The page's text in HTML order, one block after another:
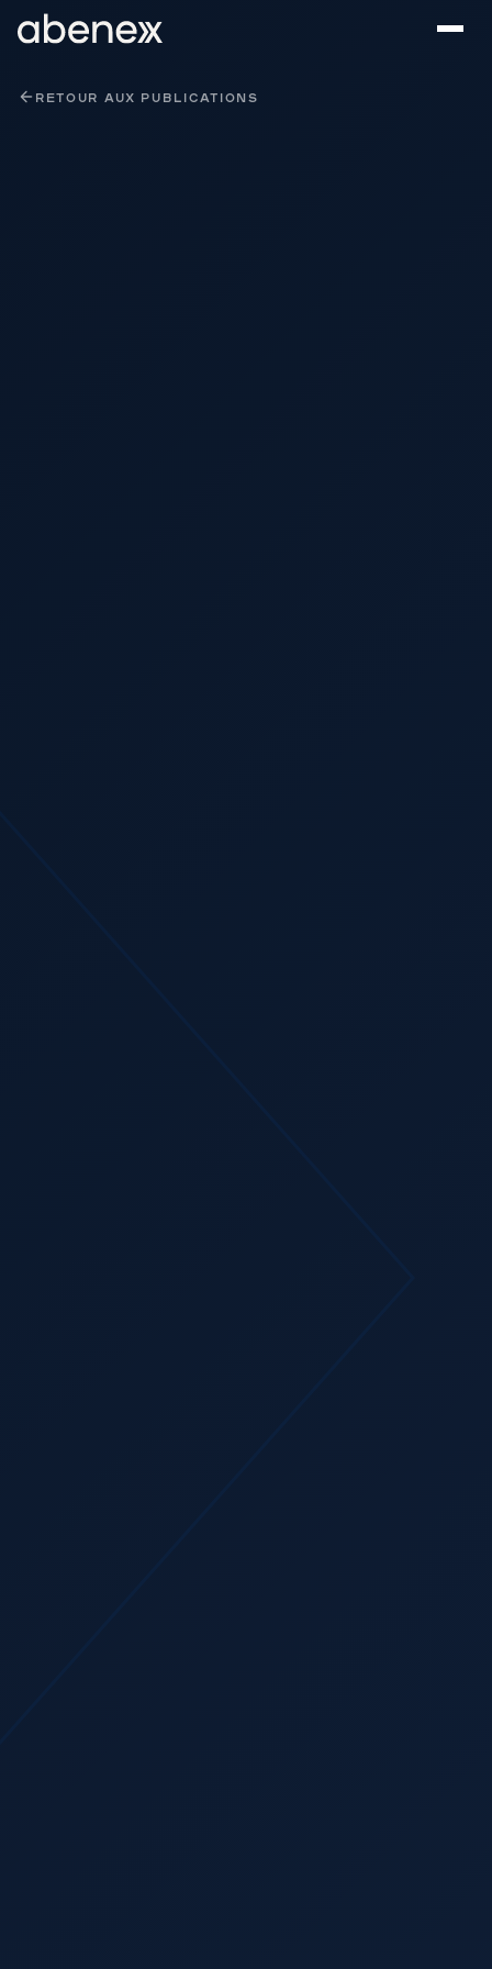
RETOUR AUX PUBLICATIONS
Panneau de gestion des cookies